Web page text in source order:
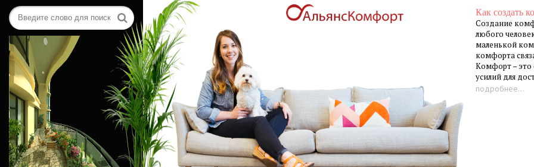
Как создать
Создание
любого
маленькой
комфорта
Комфорт – это
усилий для
подробнее...